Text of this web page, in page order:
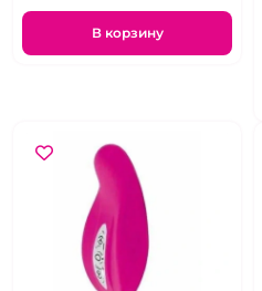
В корзину